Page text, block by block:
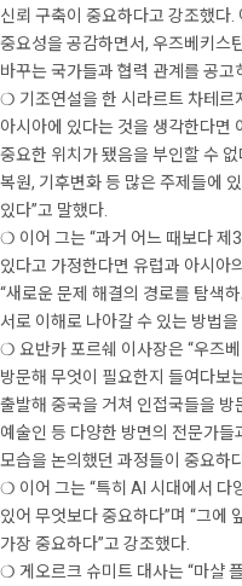
신뢰 구축이 중요하다고 강조했다
중요성을 공감하면서, 우즈베키스
바꾸는 국가들과 협력 관계를 공
❍ 기조연설을 한 시라르트 차테르
아시아에 있다는 것을 생각한다면
중요한 위치가 됐음을 부인할 수
복원, 기후변화 등 많은 주제들에
있다”고 말했다.
❍ 이어 그는 “과거 어느 때보다 제
있다고 가정한다면 유럽과 아시아
“새로운 문제 해결의 경로를 탐색
서로 이해로 나아갈 수 있는 방법
❍ 요반카 포르쉐 이사장은 “우즈
방문해 무엇이 필요한지 들여다보
출발해 중국을 거쳐 인접국들을
예술인 등 다양한 방면의 전문가
모습을 논의했던 과정들이 중요하
❍ 이어 그는 “특히 AI 시대에서 다
있어 무엇보다 중요하다”며 “그에
가장 중요하다”고 강조했다.
❍ 게오르크 슈미트 대사는 “마샬